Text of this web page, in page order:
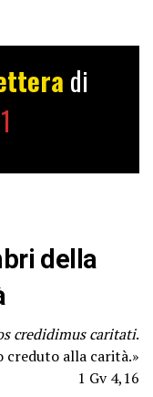
di
della
credidimus caritati.
creduto alla carità.»
1 Gv 4,16